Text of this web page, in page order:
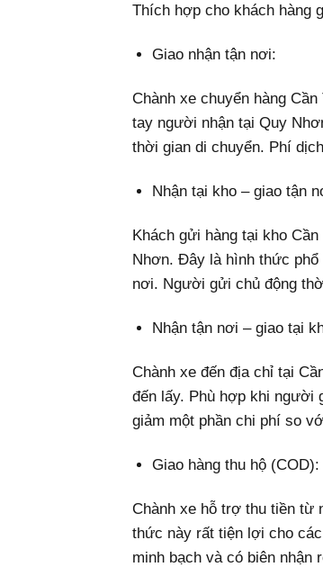
Thích hợp cho khách hàng
Giao nhận tận nơi:
Chành xe chuyển hàng
tay người nhận tại Quy
thời gian di chuyển. Phí
Nhận tại kho – giao tận
Khách gửi hàng tại kho
Nhơn. Đây là hình thức
nơi. Người gửi chủ động
Nhận tận nơi – giao tại
Chành xe đến địa chỉ tại
đến lấy. Phù hợp khi người
giảm một phần chi phí so
Giao hàng thu hộ (COD):
Chành xe hỗ trợ thu tiền từ
thức này rất tiện lợi cho
minh bạch và có biên nhận